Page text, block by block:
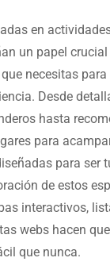
en
un papel
necesitas
Desde
hasta
para
para ser
de estos
interactivos,
webs hacen
que nunca.